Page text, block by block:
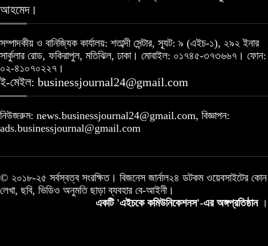
আহমেদ।
সম্পাদকীয় ও বানিজ্যিক কার্যালয়: শতাব্দী সেন্টার, স্যূট: ৯ (এইচ-১), ২৯২ ইনার
সার্কুলার রোড, ফকিরাপুল, মতিঝিল, ঢাকা। মোবাইল: ০১৭৪৫-৩৭৩৬৬৭। ফোন:
০২-৪১০৭০২২৭।
ই-মেইল: businessjournal24@gmail.com
নিউজরুম: news.businessjournal24@gmail.com, বিজ্ঞাপন:
ads.businessjournal@gmail.com
© ২০১৮-২৫ সর্বস্বত্ব সংরক্ষিত। বিজনেস জার্নাল২৪ ডটকম ওয়েবসাইটের কোন
লেখা, ছবি, ভিডিও অনুমতি ছাড়া ব্যবহার বে-আইনী।
একটি 'এইচকে কমিউনিকেশনস'-এর অঙ্গপ্রতিষ্ঠান ।